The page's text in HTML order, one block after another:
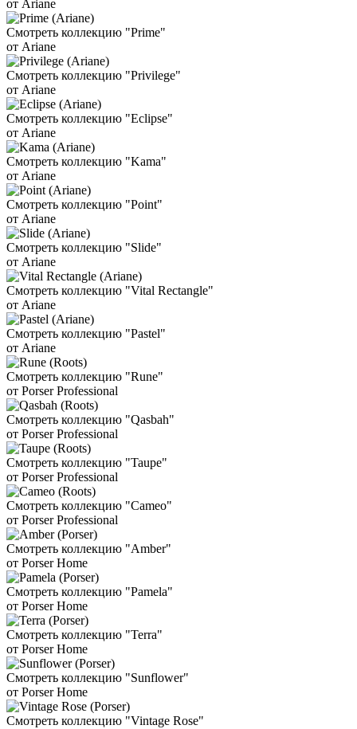
от Ariane
Смотреть коллекцию "Prime"
от Ariane
Смотреть коллекцию "Privilege"
от Ariane
Смотреть коллекцию "Eclipse"
от Ariane
Смотреть коллекцию "Kama"
от Ariane
Смотреть коллекцию "Point"
от Ariane
Смотреть коллекцию "Slide"
от Ariane
Смотреть коллекцию "Vital Rectangle"
от Ariane
Смотреть коллекцию "Pastel"
от Ariane
Смотреть коллекцию "Rune"
от Porser Professional
Смотреть коллекцию "Qasbah"
от Porser Professional
Смотреть коллекцию "Taupe"
от Porser Professional
Смотреть коллекцию "Cameo"
от Porser Professional
Смотреть коллекцию "Amber"
от Porser Home
Смотреть коллекцию "Pamela"
от Porser Home
Смотреть коллекцию "Terra"
от Porser Home
Смотреть коллекцию "Sunflower"
от Porser Home
Смотреть коллекцию "Vintage Rose"